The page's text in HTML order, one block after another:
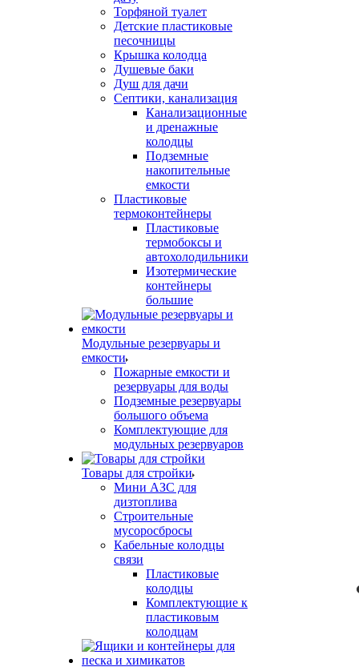
Торфяной туалет
Детские пластиковые
песочницы
Крышка колодца
Душевые баки
Душ для дачи
Септики, канализация
Канализационные
и дренажные
колодцы
Подземные
накопительные
емкости
Пластиковые
термоконтейнеры
Пластиковые
термобоксы и
автохолодильники
Изотермические
контейнеры
большие
Модульные резервуары и
емкости
Пожарные емкости и
резервуары для воды
Подземные резервуары
большого объема
Комплектующие для
модульных резервуаров
Товары для стройки
Мини АЗС для
дизтоплива
Строительные
мусоросбросы
Кабельные колодцы
связи
Пластиковые
колодцы
Комплектующие к
пластиковым
колодцам